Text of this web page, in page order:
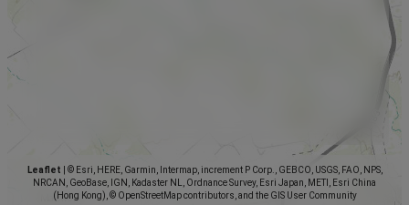
Leaflet
© Esri, HERE, Garmin, Intermap, increment P Corp., GEBCO, USGS, FAO, NPS,
NRCAN, GeoBase, IGN, Kadaster NL, Ordnance Survey, Esri Japan, METI, Esri China
(Hong Kong), © OpenStreetMap contributors, and the GIS User Community